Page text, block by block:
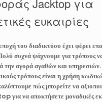
Jacktop για
ευκαιρίες
του διαδικτύου έχει φέρει
συχνά ψάχνουμε για τρόπους
την αγορά αγαθών και
τρόπους είναι η χρήση
πώς μπορείτε να
για να αποκτήσετε μοναδικές